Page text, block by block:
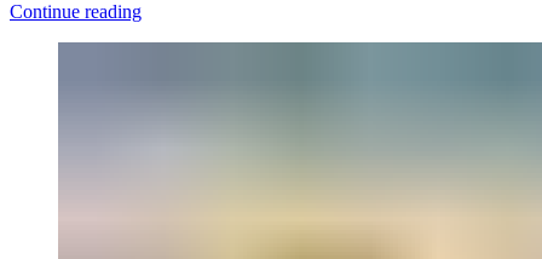
Continue reading